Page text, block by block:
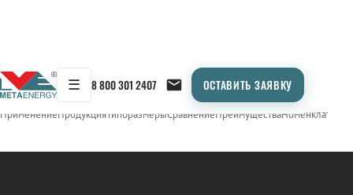
☰ 8 800 301 2407 ОСТАВИТЬ ЗАЯВКУ
← Продукция/ШИНОПРОВОД
ПрименениеПродукцияТипоразмерыСравнениеПреимуществаНоменклатура